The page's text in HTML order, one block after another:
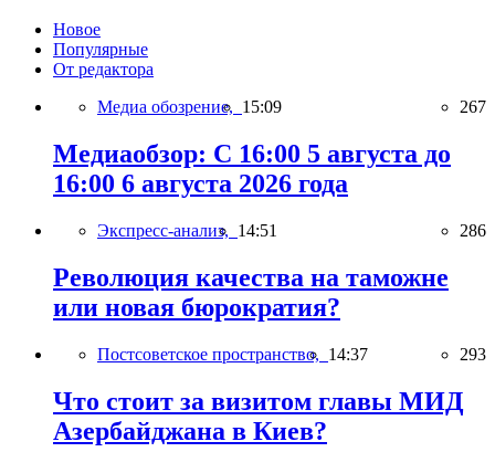
Новое
Популярные
От редактора
Медиа обозрение, 15:09 267
Медиаобзор: С 16:00 5 августа до
16:00 6 августа 2026 года
Экспресс-анализ, 14:51 286
Революция качества на таможне
или новая бюрократия?
Постсоветское пространство, 14:37 293
Что стоит за визитом главы МИД
Азербайджана в Киев?